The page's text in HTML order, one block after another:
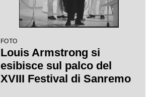
FOTO
Louis Armstrong si
esibisce sul palco del
XVIII Festival di Sanremo